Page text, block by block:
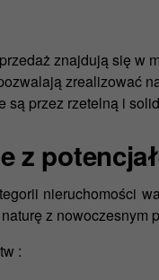
znajdują się w
zrealizować
przez rzetelną i
z
nieruchomości
z nowoczesnym
: